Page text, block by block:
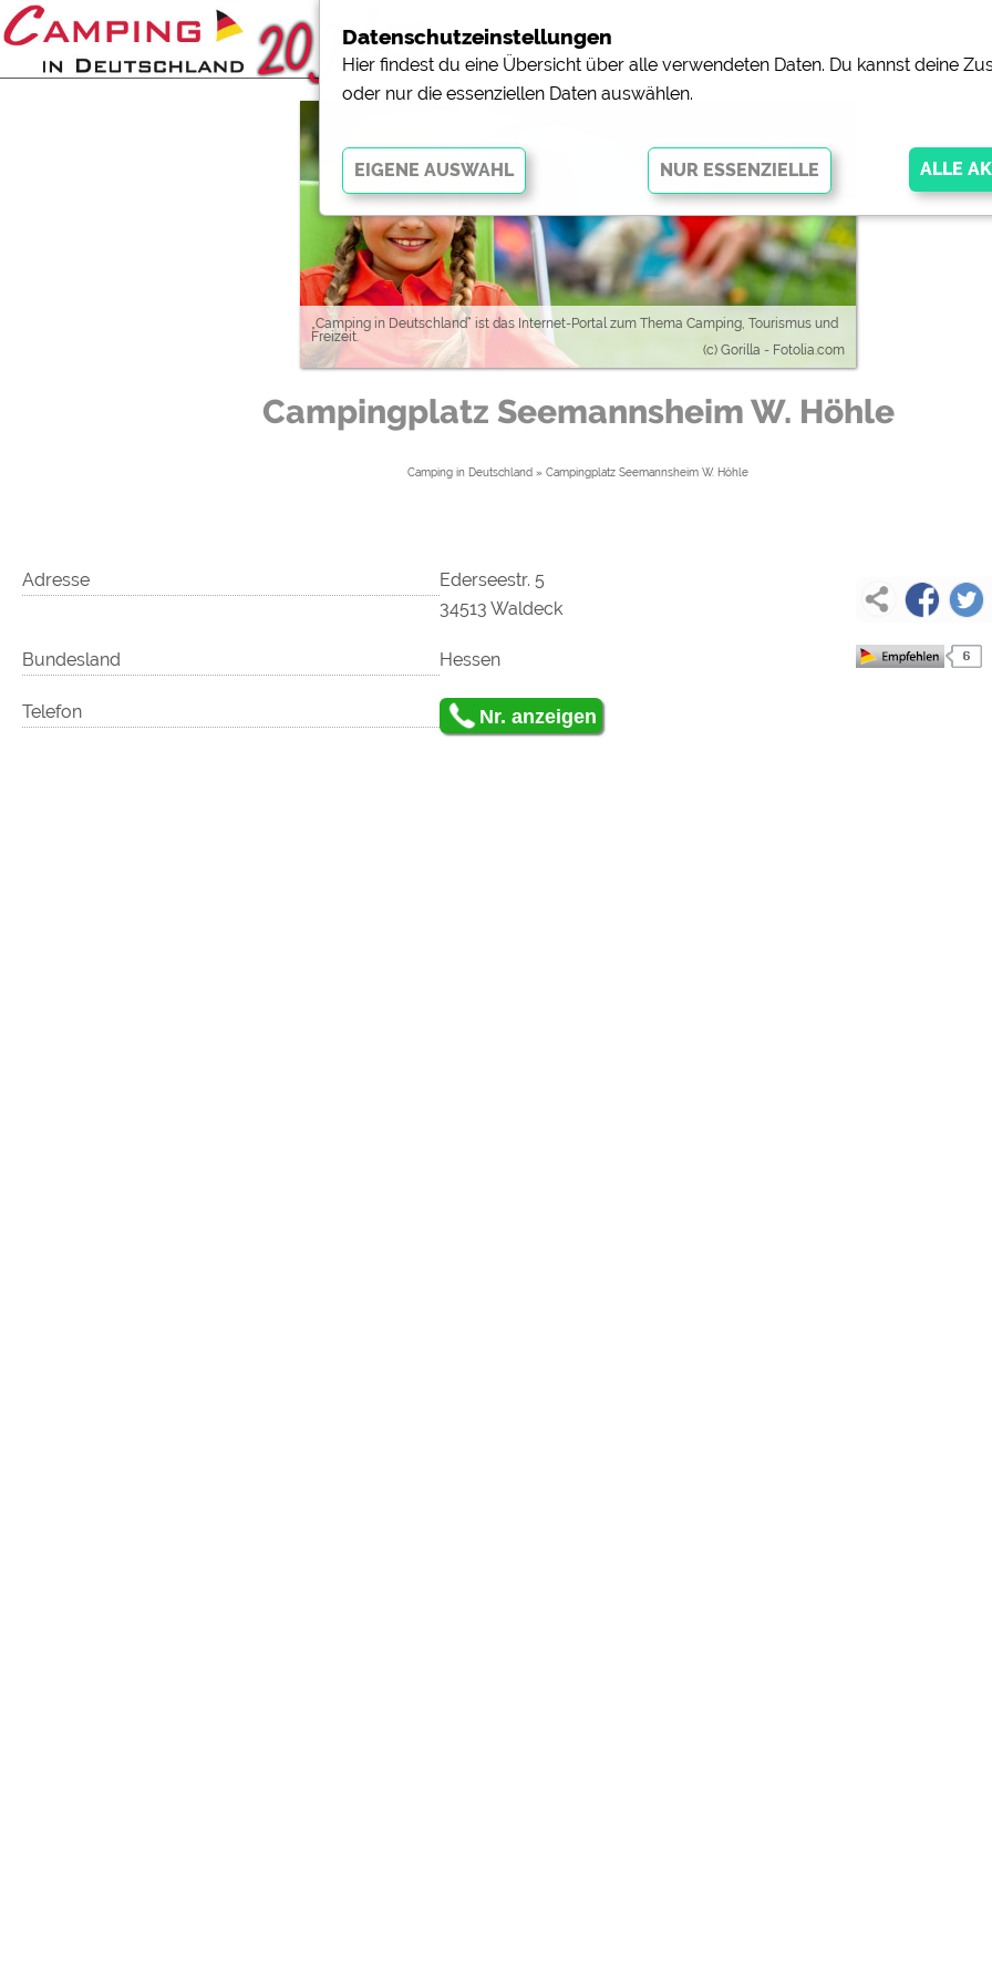
„Camping in Deutschland“ ist das Internet-Portal zum Thema Camping, Tourismus und
Freizeit.
(c) Gorilla - Fotolia.com
Campingplatz Seemannsheim W. Höhle
Camping in Deutschland » Campingplatz Seemannsheim W. Höhle
Adresse
Ederseestr. 5
34513 Waldeck
Bundesland Hessen
Telefon Nr. anzeigen
Datenschutzeinstellungen
Hier findest du eine Übersicht über alle verwendeten Daten. Du kannst deine
oder nur die essenziellen Daten auswählen.
Essenziell
Essenzielle Cookies ermöglichen grundlegende Funktionen und sind für die einwandfreie Funktion
der Website dringend erforderlich. Ohne diese Cookies werden Teile der Websitenicht
funktionieren.
YouTube (Videos von Campingplätzen)
https://policies.google.com/privacy
Campingplatzvorschau (Vorschau der Internetseiten von
Google Analytics https://policies.google.com/privacy
Google AdSense